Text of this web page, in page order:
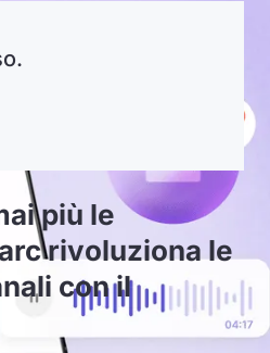
più le
rivoluziona le
con il